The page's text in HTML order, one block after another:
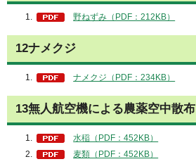
野ねずみ（PDF：212KB）
12ナメクジ
ナメクジ（PDF：234KB）
13無人航空機による農薬空中散布
水稲（PDF：452KB）
麦類（PDF：452KB）